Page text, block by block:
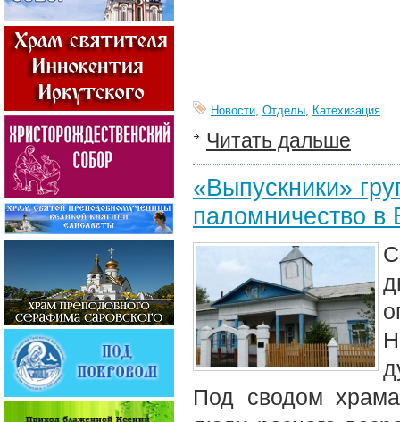
Новости, Отделы, Катехизация
Читать дальше
«Выпускники»
паломничество в
Под сводом